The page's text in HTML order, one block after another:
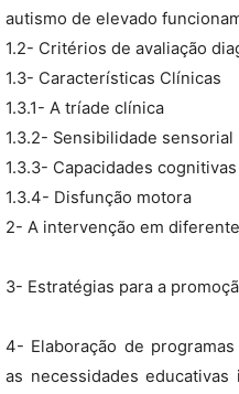
autismo de elevado
1.2- Critérios de avaliação
1.3- Características Clínicas
1.3.1- A tríade clínica
1.3.2- Sensibilidade sensorial
1.3.3- Capacidades cognitivas
1.3.4- Disfunção motora
2- A intervenção em
3- Estratégias para a
4- Elaboração de
as necessidades